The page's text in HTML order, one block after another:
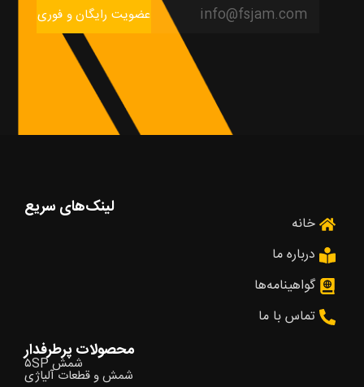
عضویت رایگان و فوری
لینک‌های سریع
خانه
درباره ما
گواهینامه‌ها
تماس با ما
محصولات پرطرفدار
شمش ۵SP
شمش و قطعات آلیاژی